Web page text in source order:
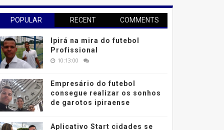
POPULAR RECENT COMMENTS
Ipirá na mira do futebol
Profissional
10:13:00
Empresário do futebol
consegue realizar os sonhos
de garotos ipiraense
Aplicativo Start cidades se